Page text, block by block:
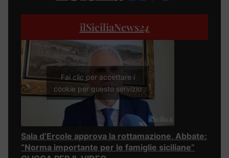
ilSiciliaNews24
Fai clic per accettare i
cookie per questo servizio
Sala d’Ercole approva la rottamazione, Abbate:
“Norma importante per le famiglie siciliane”